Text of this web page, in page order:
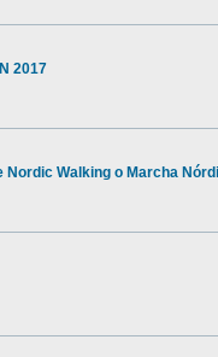
2017
Nordic Walking o Marcha